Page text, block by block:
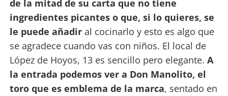
de la mitad de su carta que no tiene
ingredientes picantes o que, si lo quieres, se
le puede añadiral cocinarlo y esto es algo que
se agradece cuando vas con niños. El local de
López de Hoyos, 13 es sencillo pero elegante. A
la entrada podemos ver a Don Manolito, el
toro que es emblema de la marca, sentado en